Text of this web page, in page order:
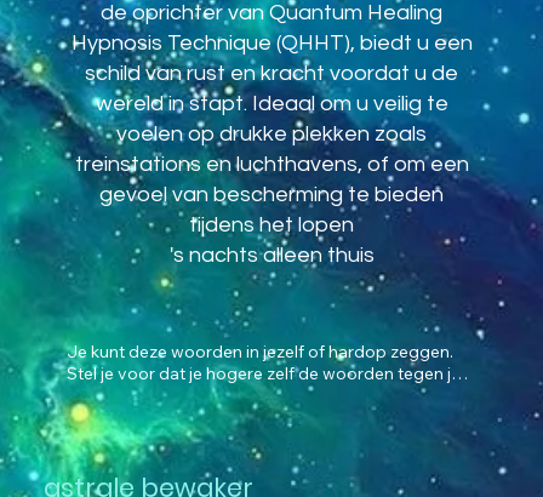
de oprichter van Quantum Healing
Hypnosis Technique (QHHT), biedt u een
schild van rust en kracht voordat u de
wereld in stapt. Ideaal om u veilig te
voelen op drukke plekken zoals
treinstations en luchthavens, of om een
gevoel van bescherming te bieden
tijdens het lopen
's nachts alleen thuis
Je kunt deze woorden in jezelf of hardop zeggen.
Stel je voor dat je hogere zelf de woorden tegen je
spreekt
--------------------------------------------
De piramide van wit licht
Ik wil dat je je een prachtige piramide voorstelt die
astrale bewaker